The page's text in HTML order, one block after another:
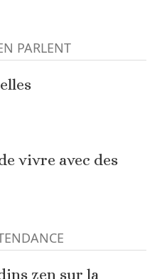
PARLENT
vivre avec des
zen sur la